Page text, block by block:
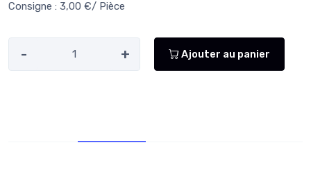
Consigne : 3,00 €/ Pièce
- + Ajouter au panier